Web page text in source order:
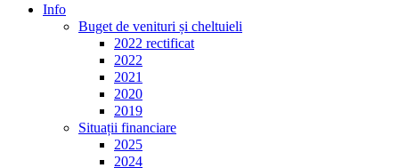
Info
Buget de venituri și cheltuieli
2022 rectificat
2022
2021
2020
2019
Situații financiare
2025
2024